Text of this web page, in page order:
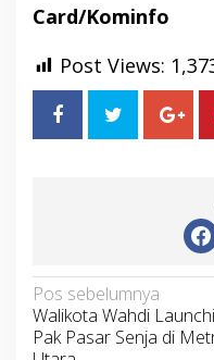
Card/Kominfo
Post Views:
Navigasi
pos
Pos sebelumnya
Walikota Wahdi
Pak Pasar Senja di